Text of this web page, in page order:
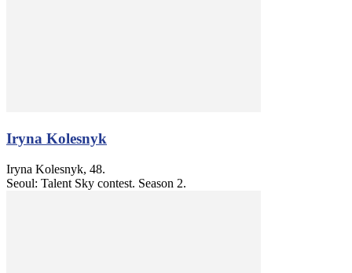
Iryna Kolesnyk
Iryna Kolesnyk, 48.
Seoul: Talent Sky contest. Season 2.